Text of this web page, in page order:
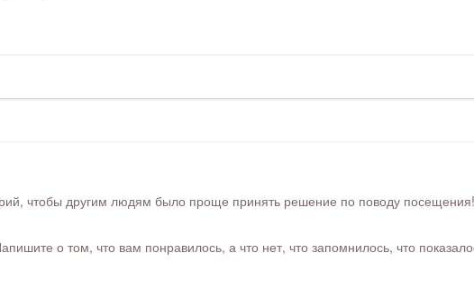
чтобы другим людям было проще принять решение по поводу посещения!
о том, что вам понравилось, а что нет, что запомнилось, что